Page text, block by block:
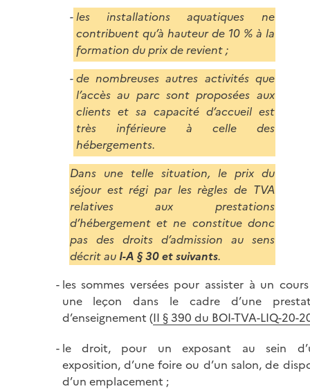
les installations aquatiques ne
contribuent qu’à hauteur de 10 % à la
formation du prix de revient ;
de nombreuses autres activités que
l’accès au parc sont proposées aux
clients et sa capacité d’accueil est
très inférieure à celle des
hébergements.
Dans une telle situation, le prix du
séjour est régi par les règles de TVA
relatives aux prestations
d’hébergement et ne constitue donc
pas des droits d’admission au sens
décrit au I-A § 30 et suivants.
les sommes versées pour assister à un
une leçon dans le cadre d’une
d’enseignement (II § 390 du BOI-TVA-LIQ-20-
le droit, pour un exposant au sein
exposition, d’une foire ou d’un salon, de
d’un emplacement ;